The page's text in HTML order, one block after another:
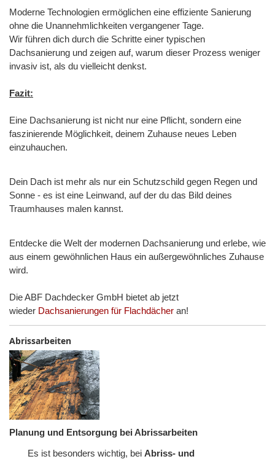
Moderne Technologien ermöglichen eine effiziente Sanierung
ohne die Unannehmlichkeiten vergangener Tage.
Wir führen dich durch die Schritte einer typischen
Dachsanierung und zeigen auf, warum dieser Prozess weniger
invasiv ist, als du vielleicht denkst.
Fazit:
Eine Dachsanierung ist nicht nur eine Pflicht, sondern eine
faszinierende Möglichkeit, deinem Zuhause neues Leben
einzuhauchen.
Dein Dach ist mehr als nur ein Schutzschild gegen Regen und
Sonne - es ist eine Leinwand, auf der du das Bild deines
Traumhauses malen kannst.
Entdecke die Welt der modernen Dachsanierung und erlebe, wie
aus einem gewöhnlichen Haus ein außergewöhnliches Zuhause
wird.
Die ABF Dachdecker GmbH bietet ab jetzt
wieder Dachsanierungen für Flachdächer an!
Abrissarbeiten
Planung und Entsorgung bei Abrissarbeiten
Es ist besonders wichtig, bei Abriss- und